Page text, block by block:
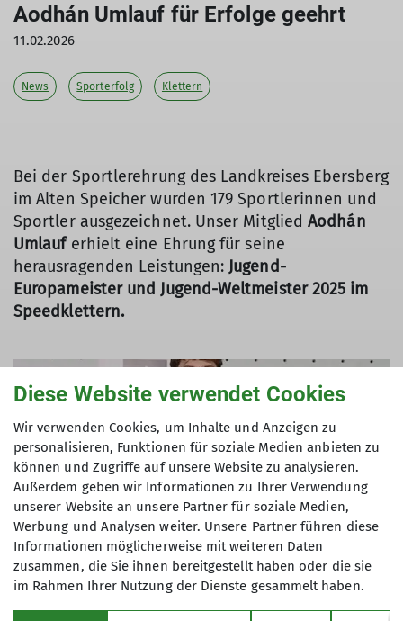
Aodhán Umlauf für Erfolge geehrt
11.02.2026
News Sporterfolg Klettern
Bei der Sportlerehrung des Landkreises Ebersberg
im Alten Speicher wurden 179 Sportlerinnen und
Sportler ausgezeichnet. Unser MitgliedAodhán
Umlauf erhielt eine Ehrung für seine
herausragenden Leistungen: Jugend-
Europameister und Jugend-Weltmeister 2025 im
Speedklettern.
Diese Website verwendet Cookies
Wir verwenden Cookies, um Inhalte und Anzeigen zu
personalisieren, Funktionen für soziale Medien anbieten zu
können und Zugriffe auf unsere Website zu analysieren.
Außerdem geben wir Informationen zu Ihrer Verwendung
unserer Website an unsere Partner für soziale Medien,
Werbung und Analysen weiter. Unsere Partner führen diese
Informationen möglicherweise mit weiteren Daten
zusammen, die Sie ihnen bereitgestellt haben oder die sie
im Rahmen Ihrer Nutzung der Dienste gesammelt haben.